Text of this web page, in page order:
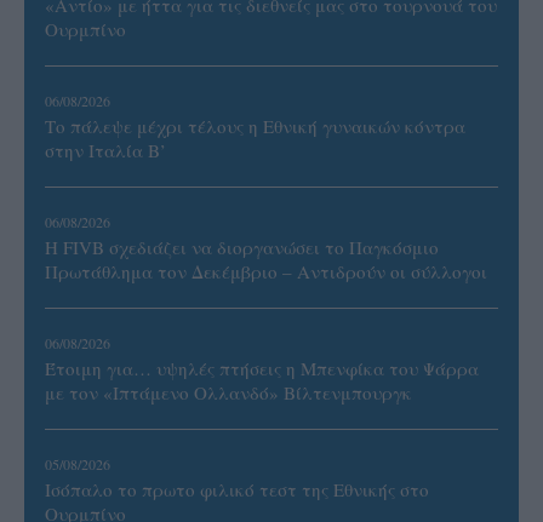
Ουρμπίνο
06/08/2026
Το πάλεψε μέχρι τέλους η Εθνική γυναικών κόντρα
στην Ιταλία Β’
06/08/2026
Η FIVB σχεδιάζει να διοργανώσει το Παγκόσμιο
Πρωτάθλημα τον Δεκέμβριο – Αντιδρούν οι σύλλογοι
06/08/2026
Έτοιμη για… υψηλές πτήσεις η Μπενφίκα του Ψάρρα
με τον «Ιπτάμενο Ολλανδό» Βίλτενμπουργκ
05/08/2026
Ισόπαλο το πρωτο φιλικό τεστ της Εθνικής στο
Ουρμπίνο